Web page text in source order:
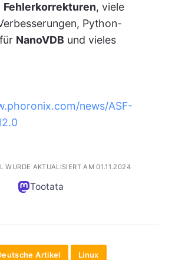
Fehlerkorrekturen, viele
Python-
NanoVDB und vieles
news/ASF-
WURDE AKTUALISIERT AM 01.11.2024
Tootata
Artikel Linux